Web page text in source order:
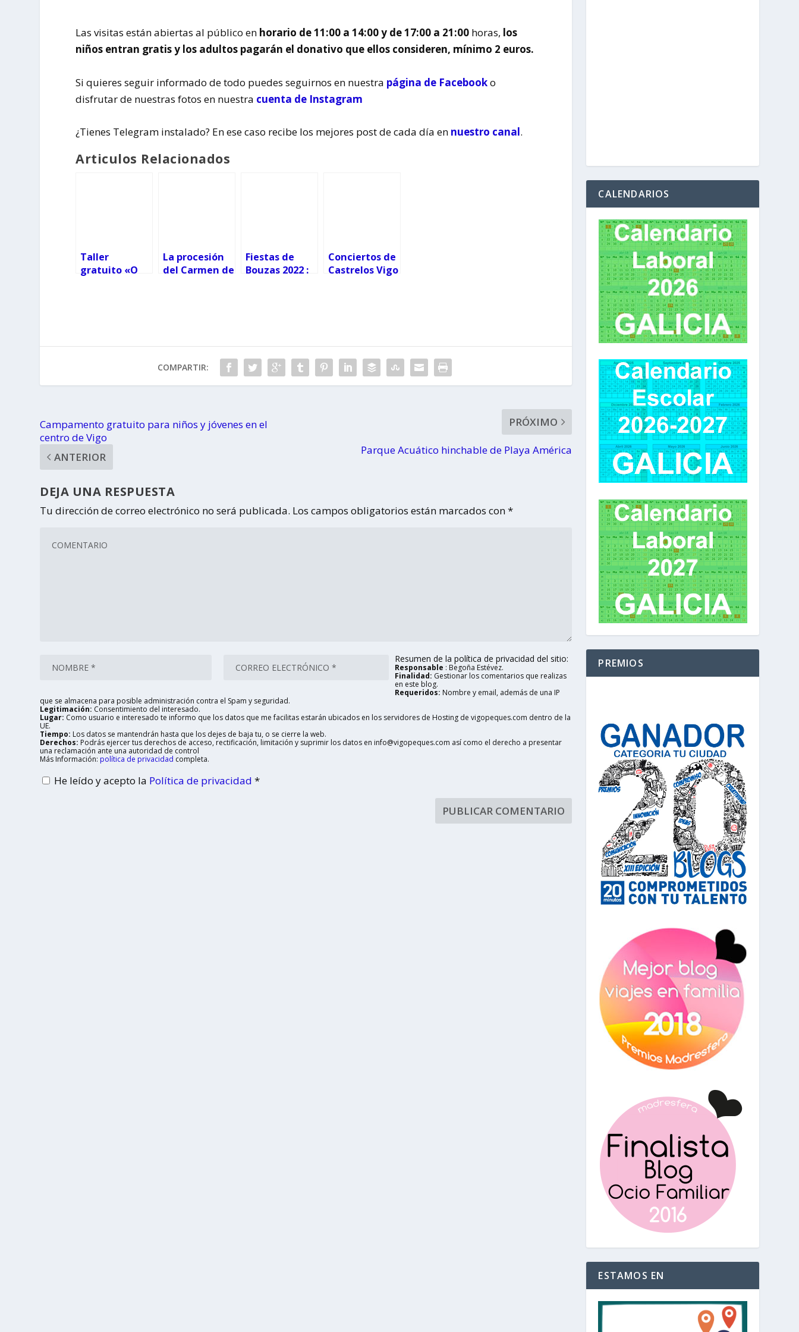
Las visitas están abiertas al público en horario de 11:00 a 14:00 y de 17:00 a 21:00 horas, los
niños entran gratis y los adultos pagarán el donativo que ellos consideren, mínimo 2 euros.
Si quieres seguir informado de todo puedes seguirnos en nuestra página de Facebooko
disfrutar de nuestras fotos en nuestra cuenta de Instagram
¿Tienes Telegram instalado? En ese caso recibe los mejores post de cada día en nuestro canal.
Articulos Relacionados
Taller
gratuito «O
La procesión
del Carmen de
Fiestas de
Bouzas 2022 :
Conciertos de
Castrelos Vigo
COMPARTIR:
Campamento gratuito para niños y jóvenes en el
centro de Vigo
ANTERIOR
PRÓXIMO
Parque Acuático hinchable de Playa América
DEJA UNA RESPUESTA
Tu dirección de correo electrónico no será publicada. Los campos obligatorios están marcados con*
Resumen de la política de privacidad del sitio:
Responsable : Begoña Estévez.
Finalidad: Gestionar los comentarios que realizas
en este blog.
Requeridos: Nombre y email, además de una IP
que se almacena para posible administración contra el Spam y seguridad.
Legitimación: Consentimiento del interesado.
Lugar: Como usuario e interesado te informo que los datos que me facilitas estarán ubicados en los servidores de Hosting de vigopeques.com dentro de la
UE.
Tiempo: Los datos se mantendrán hasta que los dejes de baja tu, o se cierre la web.
Derechos: Podrás ejercer tus derechos de acceso, rectificación, limitación y suprimir los datos en info@vigopeques.com así como el derecho a presentar
una reclamación ante una autoridad de control
Más Información: política de privacidad completa.
He leído y acepto la Política de privacidad*
CALENDARIOS
PREMIOS
ESTAMOS EN